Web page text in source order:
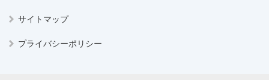
サイトマップ
プライバシーポリシー